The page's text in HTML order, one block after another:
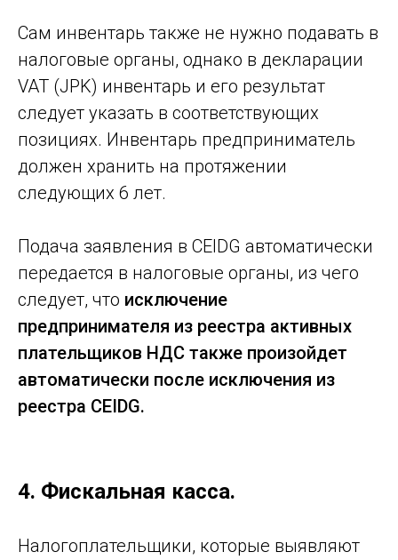
Сам инвентарь также не нужно подавать в
налоговые органы, однако в декларации
VAT (JPK) инвентарь и его результат
следует указать в соответствующих
позициях. Инвентарь предприниматель
должен хранить на протяжении
следующих 6 лет.
Подача заявления в CEIDG автоматически
передается в налоговые органы, из чего
следует, что исключение
предпринимателя из реестра активных
плательщиков НДС также произойдет
автоматически после исключения из
реестра CEIDG.
4. Фискальная касса.
Налогоплательщики, которые выявляют
что ознакомились сПолитикой
конфиденциальности
обработку предоставленных вами
мы с Вами связались.
Отправить
Подписывайтесь на
наш канал в Telegram!
Здесь вы найдете много полезной
информации о юридических и
налоговых аспектах ведения бизнеса в
Польше